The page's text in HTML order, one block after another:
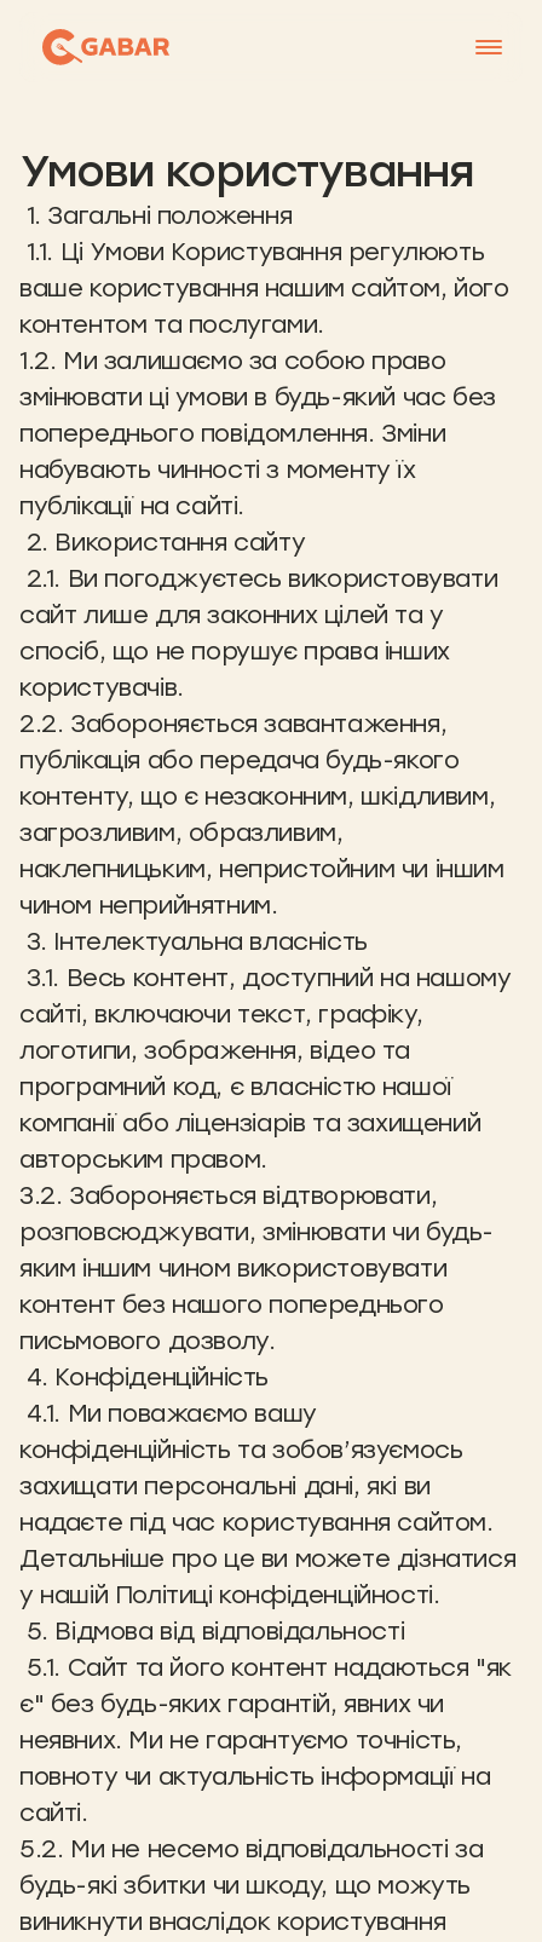
Контакти
Франшиза
Про нас
+38 0951677788
Умови користування
1. Загальні положення
1.1. Ці Умови Користування регулюють
ваше користування нашим сайтом, його
контентом та послугами.
1.2. Ми залишаємо за собою право
змінювати ці умови в будь-який час без
попереднього повідомлення. Зміни
набувають чинності з моменту їх
публікації на сайті.
2. Використання сайту
2.1. Ви погоджуєтесь використовувати
сайт лише для законних цілей та у
спосіб, що не порушує права інших
користувачів.
2.2. Забороняється завантаження,
публікація або передача будь-якого
контенту, що є незаконним, шкідливим,
загрозливим, образливим,
наклепницьким, непристойним чи іншим
чином неприйнятним.
3. Інтелектуальна власність
3.1. Весь контент, доступний на нашому
сайті, включаючи текст, графіку,
логотипи, зображення, відео та
програмний код, є власністю нашої
компанії або ліцензіарів та захищений
авторським правом.
3.2. Забороняється відтворювати,
розповсюджувати, змінювати чи будь-
яким іншим чином використовувати
контент без нашого попереднього
письмового дозволу.
4. Конфіденційність
4.1. Ми поважаємо вашу
конфіденційність та зобов’язуємось
захищати персональні дані, які ви
надаєте під час користування сайтом.
Детальніше про це ви можете дізнатися
у нашій Політиці конфіденційності.
5. Відмова від відповідальності
5.1. Сайт та його контент надаються "як
є" без будь-яких гарантій, явних чи
неявних. Ми не гарантуємо точність,
повноту чи актуальність інформації на
сайті.
5.2. Ми не несемо відповідальності за
будь-які збитки чи шкоду, що можуть
виникнути внаслідок користування